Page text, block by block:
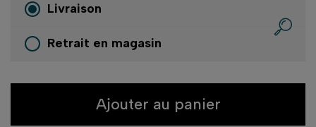
Livraison
Retrait en magasin
Ajouter au panier